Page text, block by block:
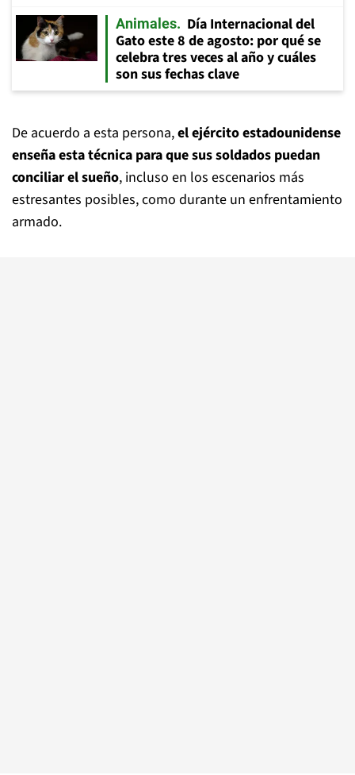
Animales
Día Internacional del
Gato este 8 de agosto: por qué se
celebra tres veces al año y cuáles
son sus fechas clave
De acuerdo a esta persona,el ejército estadounidense
enseña esta técnica para que sus soldados puedan
conciliar el sueño, incluso en los escenarios más
estresantes posibles, como durante un enfrentamiento
armado.